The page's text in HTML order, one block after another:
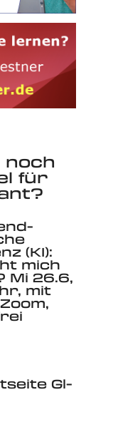
noch
für
(KI):
mich
Mi 26.6,
mit
Gl-